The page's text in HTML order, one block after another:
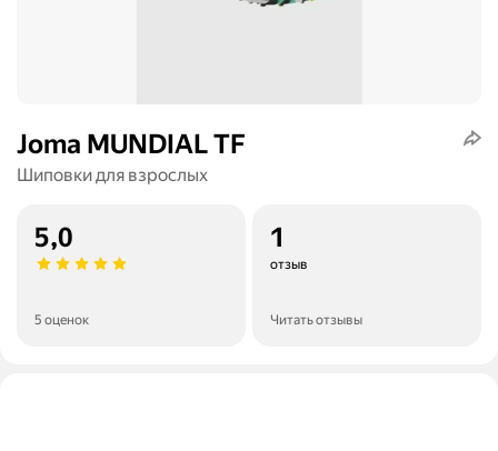
Joma MUNDIAL TF
Шиповки для взрослых
5,0
5 оценок
1
отзыв
Читать отзывы